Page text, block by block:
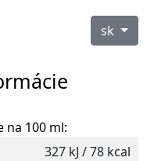
sk
na 100 ml:
327 kJ / 78 kcal